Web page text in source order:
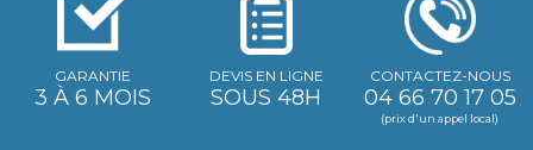
GARANTIE
3 À 6 MOIS
DEVIS EN LIGNE
SOUS 48H
CONTACTEZ-NOUS
04 66 70 17 05
(prix d'un appel local)